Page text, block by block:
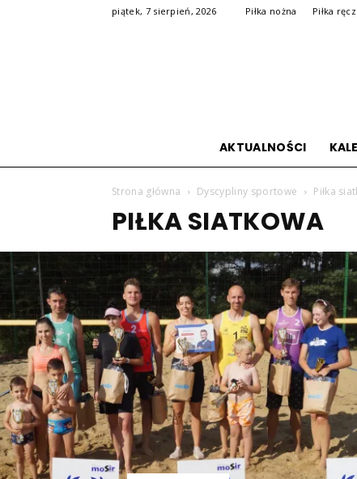
piątek, 7 sierpień, 2026 Piłka nożna Piłka
AKTUALNOŚCI
Strona główna Dyscypliny sportowe Piłka
PIŁKA SIATKOWA